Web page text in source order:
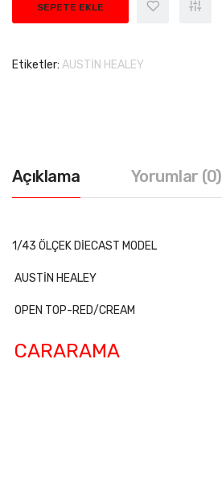
SEPETE EKLE
Etiketler: AUSTİN HEALEY
Açıklama Yorumlar (0)
1/43 ÖLÇEK DİECAST MODEL
AUSTİN HEALEY
OPEN TOP-RED/CREAM
CARARAMA